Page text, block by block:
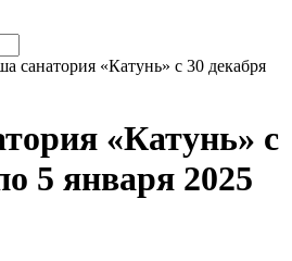
санатория «Катунь» с 30 декабря
«Катунь» с
5 января 2025